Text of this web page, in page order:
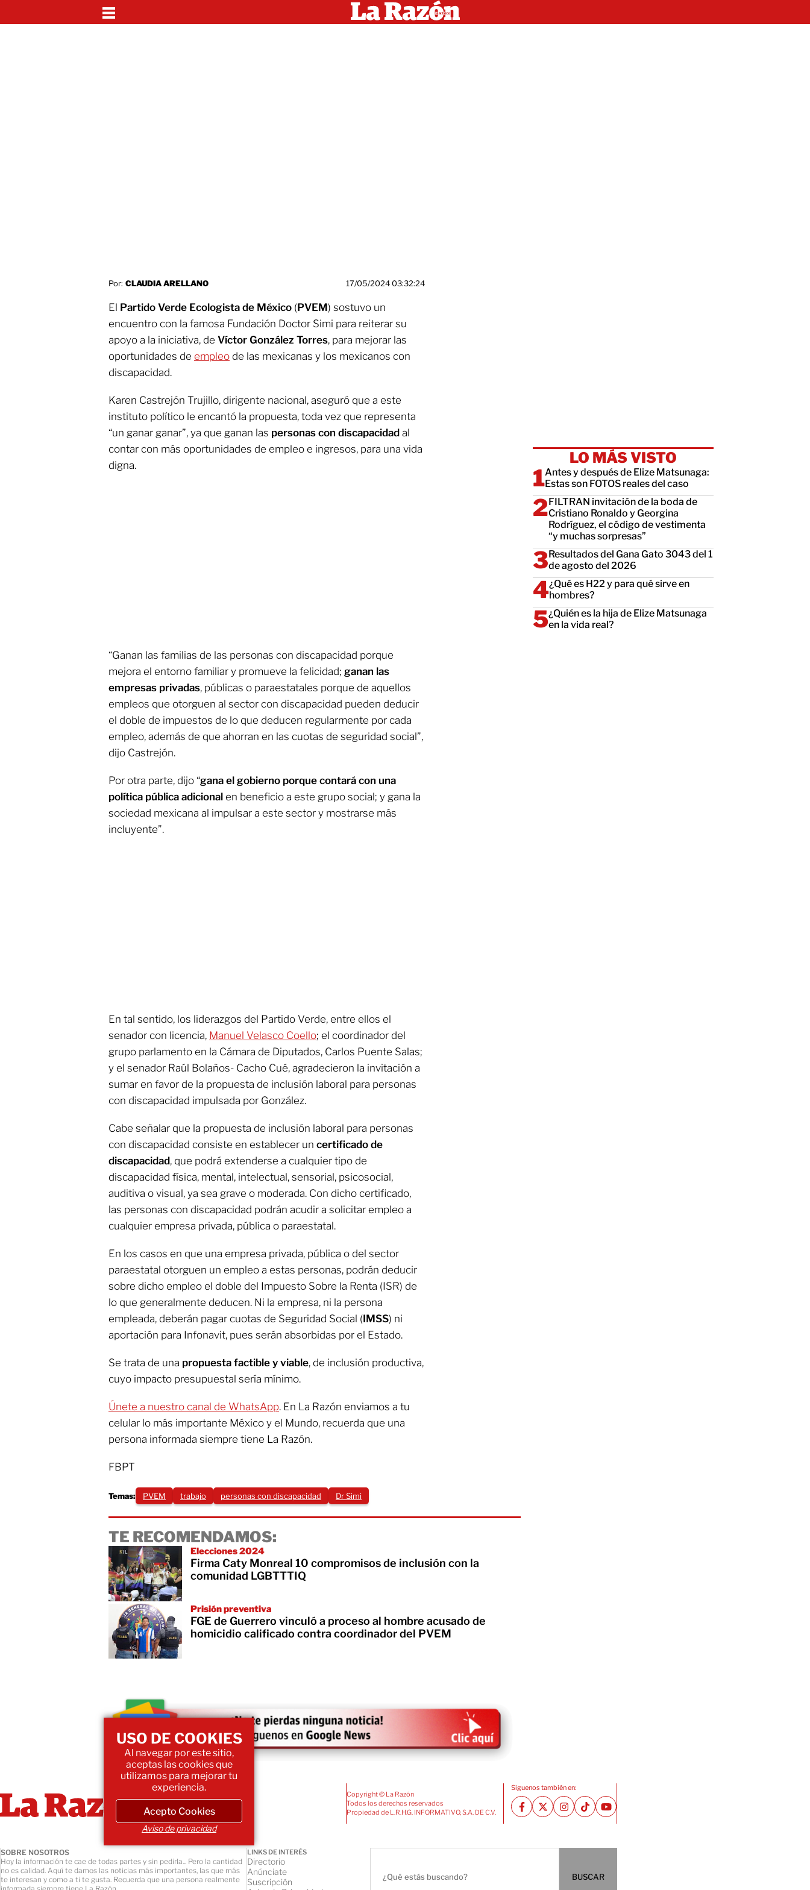
Por: CLAUDIA ARELLANO 17/05/2024 03:32:24
El Partido Verde Ecologista de México (PVEM) sostuvo un
encuentro con la famosa Fundación Doctor Simi para reiterar su
apoyo a la iniciativa, de Víctor González Torres, para mejorar las
oportunidades de empleo de las mexicanas y los mexicanos con
discapacidad.
Karen Castrejón Trujillo, dirigente nacional, aseguró que a este
instituto político le encantó la propuesta, toda vez que representa
“un ganar ganar”, ya que ganan las personas con discapacidad al
contar con más oportunidades de empleo e ingresos, para una vida
digna.
“Ganan las familias de las personas con discapacidad porque
mejora el entorno familiar y promueve la felicidad; ganan las
empresas privadas, públicas o paraestatales porque de aquellos
empleos que otorguen al sector con discapacidad pueden deducir
el doble de impuestos de lo que deducen regularmente por cada
empleo, además de que ahorran en las cuotas de seguridad social”,
dijo Castrejón.
Por otra parte, dijo “gana el gobierno porque contará con una
política pública adicional en beneficio a este grupo social; y gana la
sociedad mexicana al impulsar a este sector y mostrarse más
incluyente”.
En tal sentido, los liderazgos del Partido Verde, entre ellos el
senador con licencia, Manuel Velasco Coello; el coordinador del
grupo parlamento en la Cámara de Diputados, Carlos Puente Salas;
y el senador Raúl Bolaños- Cacho Cué, agradecieron la invitación a
sumar en favor de la propuesta de inclusión laboral para personas
con discapacidad impulsada por González.
Cabe señalar que la propuesta de inclusión laboral para personas
con discapacidad consiste en establecer un certificado de
discapacidad, que podrá extenderse a cualquier tipo de
discapacidad física, mental, intelectual, sensorial, psicosocial,
auditiva o visual, ya sea grave o moderada. Con dicho certificado,
las personas con discapacidad podrán acudir a solicitar empleo a
cualquier empresa privada, pública o paraestatal.
En los casos en que una empresa privada, pública o del sector
paraestatal otorguen un empleo a estas personas, podrán deducir
sobre dicho empleo el doble del Impuesto Sobre la Renta (ISR) de
lo que generalmente deducen. Ni la empresa, ni la persona
empleada, deberán pagar cuotas de Seguridad Social (IMSS) ni
aportación para Infonavit, pues serán absorbidas por el Estado.
Se trata de una propuesta factible y viable, de inclusión productiva,
cuyo impacto presupuestal sería mínimo.
Únete a nuestro canal de WhatsApp. En La Razón enviamos a tu
celular lo más importante México y el Mundo, recuerda que una
persona informada siempre tiene La Razón.
FBPT
Temas: PVEM trabajo personas con discapacidad Dr Simi
TE RECOMENDAMOS:
Elecciones 2024
Firma Caty Monreal 10 compromisos de inclusión con la
comunidad LGBTTTIQ
Prisión preventiva
FGE de Guerrero vinculó a proceso al hombre acusado de
homicidio calificado contra coordinador del PVEM
LO MÁS VISTO
Antes y después de Elize Matsunaga:
Estas son FOTOS reales del caso
FILTRAN invitación de la boda de
Cristiano Ronaldo y Georgina
Rodríguez, el código de vestimenta
“y muchas sorpresas”
Resultados del Gana Gato 3043 del 1
de agosto del 2026
¿Qué es H22 y para qué sirve en
hombres?
¿Quién es la hija de Elize Matsunaga
en la vida real?
Copyright © La Razón
Todos los derechos reservados
Propiedad de L.R.H.G. INFORMATIVO, S.A. DE C.V.
Siguenos también en:
SOBRE NOSOTROS
Hoy la información te cae de todas partes y sin pedirla... Pero la cantidad
no es calidad. Aquí te damos las noticias más importantes, las que más
te interesan y como a ti te gusta. Recuerda que una persona realmente
LINKS DE INTERÉS
Directorio
Anúnciate
Suscripción
BUSCAR
USO DE COOKIES
Al navegar por este sitio,
aceptas las cookies que
utilizamos para mejorar tu
experiencia.
Acepto Cookies
Aviso de privacidad